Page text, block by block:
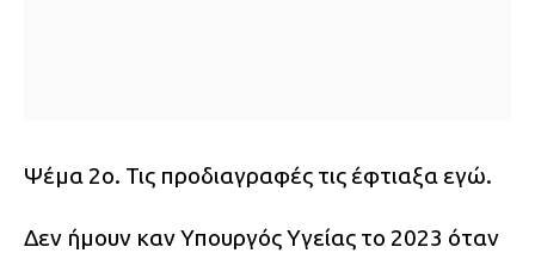
Ψέμα 2ο. Τις προδιαγραφές τις έφτιαξα εγώ.
Δεν ήμουν καν Υπουργός Υγείας το 2023 όταν